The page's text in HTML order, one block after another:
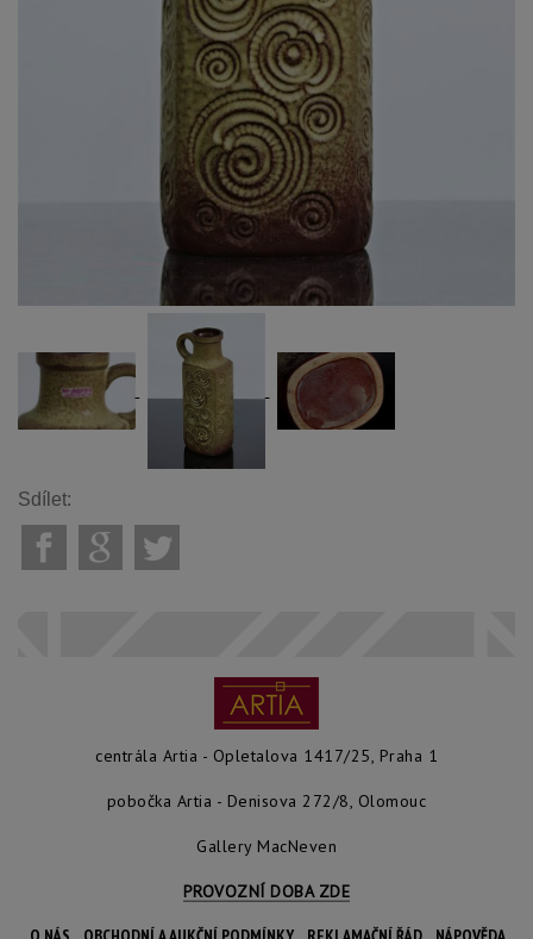
Sdílet:
centrála Artia - Opletalova 1417/25, Praha 1
pobočka Artia - Denisova 272/8, Olomouc
Gallery MacNeven
PROVOZNÍ DOBA ZDE